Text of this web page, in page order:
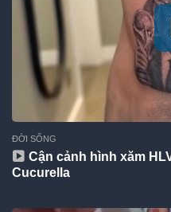
ĐỜI SỐNG
Cận cảnh hình xăm
Cucurella